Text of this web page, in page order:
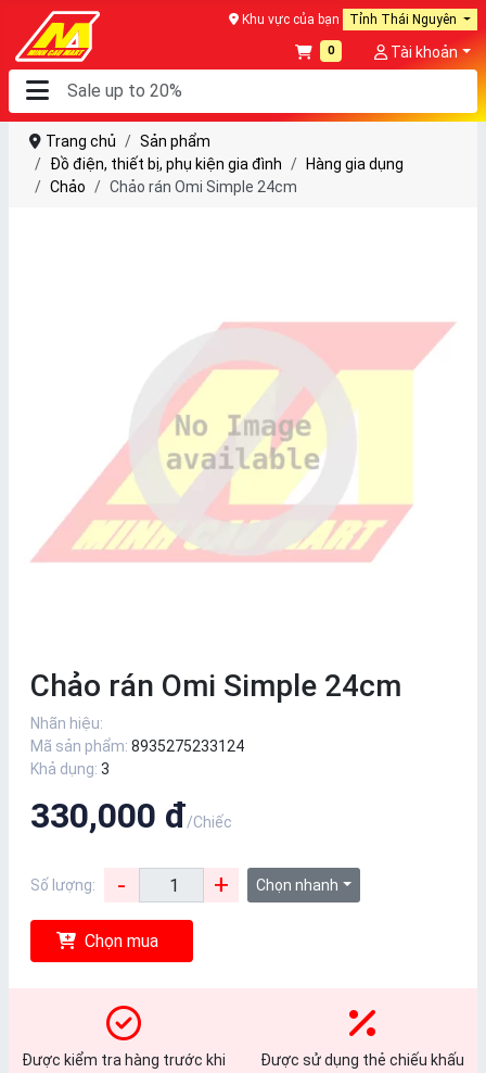
Khu vực của bạn Tỉnh Thái Nguyên
0 Tài khoản
Trang chủ
Sản phẩm
Đồ điện, thiết bị, phụ kiện gia đình
Hàng gia dụng
Chảo
Chảo rán Omi Simple 24cm
Chảo rán Omi Simple 24cm
Nhãn hiệu:
Mã sản phẩm: 8935275233124
Khả dụng: 3
330,000 đ/Chiếc
Số lượng: - + Chọn nhanh
Chọn mua
Được kiểm tra hàng trước khi
Được sử dụng thẻ chiếu khấu